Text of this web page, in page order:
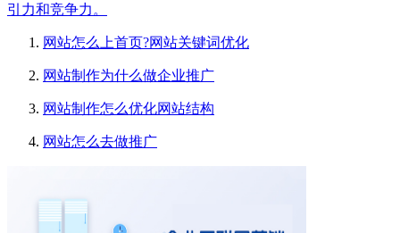
引力和竞争力。
网站怎么上首页?网站关键词优化
网站制作为什么做企业推广
网站制作怎么优化网站结构
网站怎么去做推广